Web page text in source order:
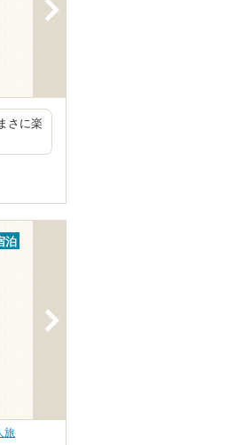
さに楽
泊
旅